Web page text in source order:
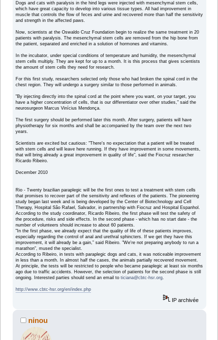
Dogs and cats with paralysis in the hind legs were injected with mesenchymal stem cells,
which have great capacity to develop into various tissue types. All had improvement in
muscle that controls the flow of feces and urine and recovered more than half the sensitivity
and strength in the affected paws.
Now, scientists at the Oswaldo Cruz Foundation begin to realize the same treatment in 20
patients with paralysis. The mesenchymal stem cells are removed from the hip bone from
the patient, separated and enriched in a solution of hormones and vitamins.
In the incubator, under special conditions of temperature and humidity, the mesenchymal
stem cells multiply. They are kept for up to a month. It is this process that gives scientists
the amount of stem cells they need for research.
For this first study, researchers selected only those who had broken the spinal cord in the
chest region. They will undergo a surgery similar to those performed in animals.
"By injecting directly into the spinal cord at the point where you want, on your target, you
have a higher concentration of cells, that is our differentiator over other studies," said the
neurosurgeon Marcus Vinícius Mendonça.
The first surgery should be performed later this month. After surgery, patients will have
physiotherapy for six months and shall be accompanied by the team over the next two
years.
Scientists are excited but cautious: "There's no expectation that a patient will be treated
with stem cells and will leave here running. If they have improvement in some movements,
that will bring already a great improvement in quality of life", said the Fiocruz researcher
Ricardo Ribeiro.
December 2010
Rio - Twenty brazilian paraplegic will be the first ones to test a treatment with stem cells
that promises to recover part of the sensitivity and reflexes of the patients. The pioneering
study began last week and is being developed by the Center of Biotechnology and Cell
Therapy, Hospital São Rafael, Salvador, in partnership with Fiocruz and Hospital Espanhol.
According to the study coordinator, Ricardo Ribeiro, the first phase will test the safety of
the procedure, risks and side effects. In the second phase - which has no start date - the
number of volunteers should increase to about 60 patients.
"In the first phase, we already expect that the quality of life of these patients improves,
especially regarding the control of anal and urethral sphincters. If we get they have this
improvement, it will already be a gain,” said Ribeiro. "We're not preparing anybody to run a
marathon", mused the specialist.
According to Ribeiro, in tests with paraplegic dogs and cats, it was noticeable improvement
in less than a month. In almost half the cases, the animals partially recovered movement.
At principle, the tests will be restricted to people who became paraplegic at least six months
ago due to traffic accidents. However, the selection of patients for the second phase is still
ongoing. Interested parties should send an email toticiana@cbtc-hsr.org.
http://www.cbtc-hsr.org/en/index.php
IP archivée
ninou